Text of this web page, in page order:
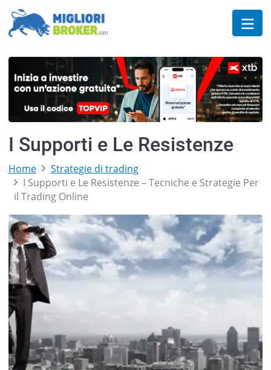
I Supporti e Le Resistenze
Home
Strategie di trading
I Supporti e Le Resistenze – Tecniche e Strategie Per
il Trading Online